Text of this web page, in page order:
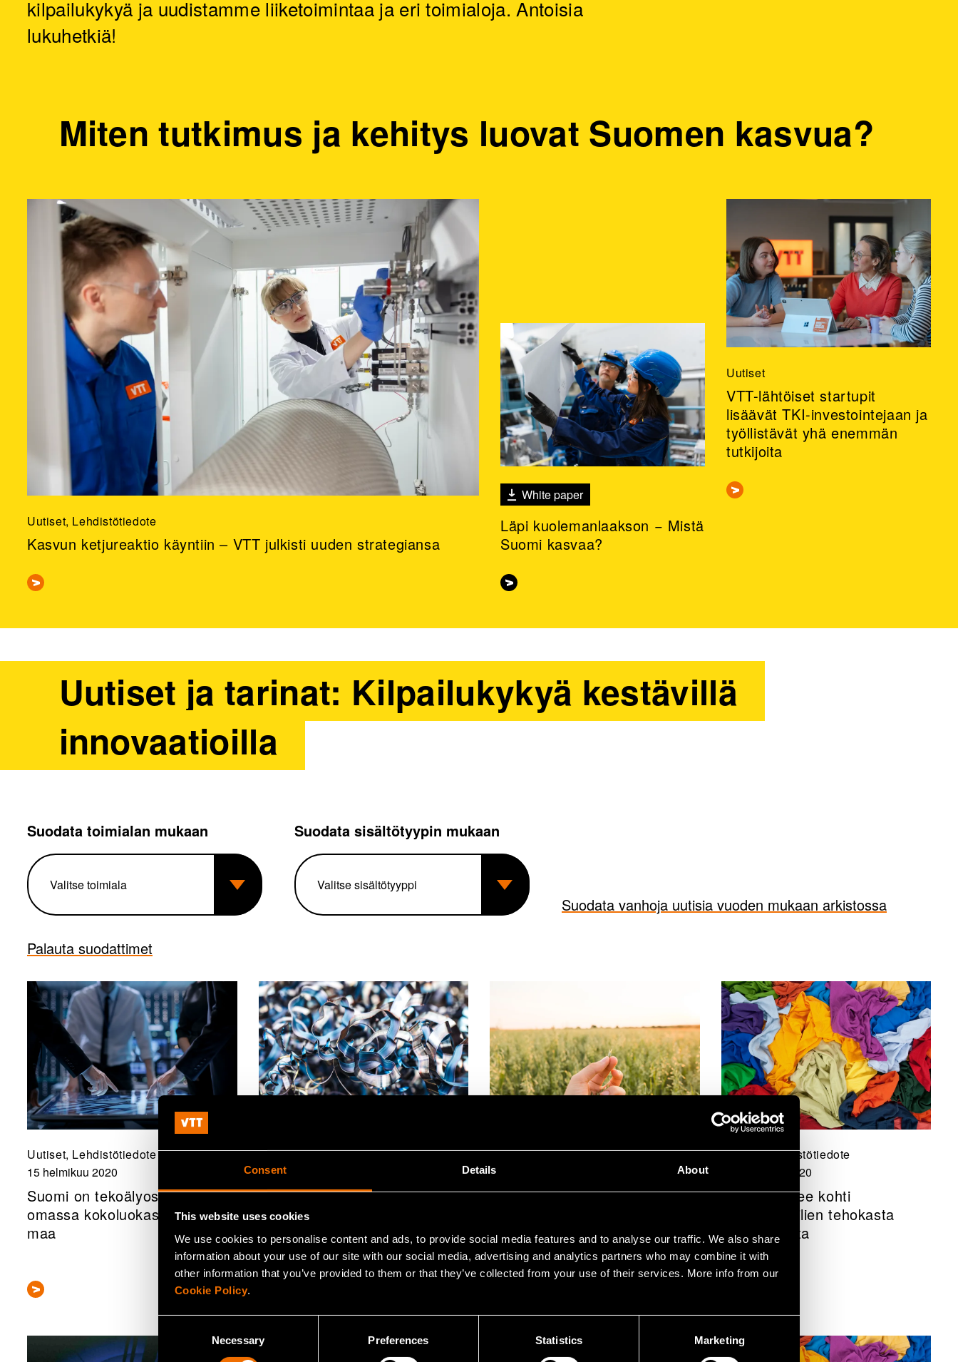
Consent Details About
This website uses cookies
We use cookies to personalise content and ads, to provide social media features and to analyse our traffic. We also share
information about your use of our site with our social media, advertising and analytics partners who may combine it with
other information that you’ve provided to them or that they’ve collected from your use of their services. More info from our
Cookie Policy.
Necessary Preferences Statistics Marketing
kilpailukykyä ja uudistamme liiketoimintaa ja eri toimialoja. Antoisia
lukuhetkiä!
Miten tutkimus ja kehitys luovat Suomen kasvua?
Uutiset, Lehdistötiedote
Kasvun ketjureaktio käyntiin – VTT julkisti uuden strategiansa
White paper
Läpi kuolemanlaakson − Mistä
Suomi kasvaa?
Uutiset
VTT-lähtöiset startupit
lisäävät TKI-investointejaan ja
työllistävät yhä enemmän
tutkijoita
Uutiset ja tarinat: Kilpailukykyä kestävillä
innovaatioilla
Suodata toimialan mukaan Suodata sisältötyypin mukaan
Suodata vanhoja uutisia vuoden mukaan arkistossa
Palauta suodattimet
Uutiset, Lehdistötiedote
15 helmikuu 2020
Suomi on tekoälyosaamisessa
omassa kokoluokassaan vahva
maa
Uutiset, Lehdistötiedote
15 helmikuu 2020
VTT, Aalto-yliopisto ja
Helsingin yliopisto: Suomi
kestävän akkutuotannon ja
kiertotalouden mallimaaksi
Uutiset, Lehdistötiedote
15 helmikuu 2020
Suomi-kauralle valmisteilla
tutkimusohjelma
Uutiset, Lehdistötiedote
15 helmikuu 2020
Suomi etenee kohti
poistotekstiilien tehokasta
kiertotaloutta